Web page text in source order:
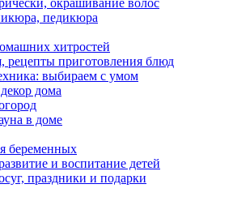
окрашивание волос
педикюра
хитростей
рецепты приготовления блюд
выбираем с умом
дома
в доме
беременных
и воспитание детей
праздники и подарки